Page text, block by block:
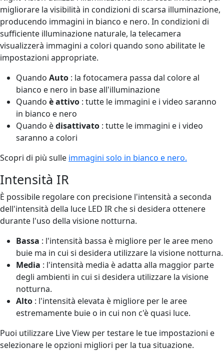
migliorare la visibilità in condizioni di scarsa illuminazione,
producendo immagini in bianco e nero. In condizioni di
sufficiente illuminazione naturale, la telecamera
visualizzerà immagini a colori quando sono abilitate le
impostazioni appropriate.
Quando Auto : la fotocamera passa dal colore al
bianco e nero in base all'illuminazione
Quando è attivo : tutte le immagini e i video saranno
in bianco e nero
Quando èdisattivato : tutte le immagini e i video
saranno a colori
Scopri di più sulle immagini solo in bianco e nero.
Intensità IR
È possibile regolare con precisione l'intensità a seconda
dell'intensità della luce LED IR che si desidera ottenere
durante l'uso della visione notturna.
Bassa : l'intensità bassa è migliore per le aree meno
buie ma in cui si desidera utilizzare la visione notturna.
Media : l'intensità media è adatta alla maggior parte
degli ambienti in cui si desidera utilizzare la visione
notturna.
Alto : l'intensità elevata è migliore per le aree
estremamente buie o in cui non c'è quasi luce.
Puoi utilizzare Live View per testare le tue impostazioni e
selezionare le opzioni migliori per la tua situazione.